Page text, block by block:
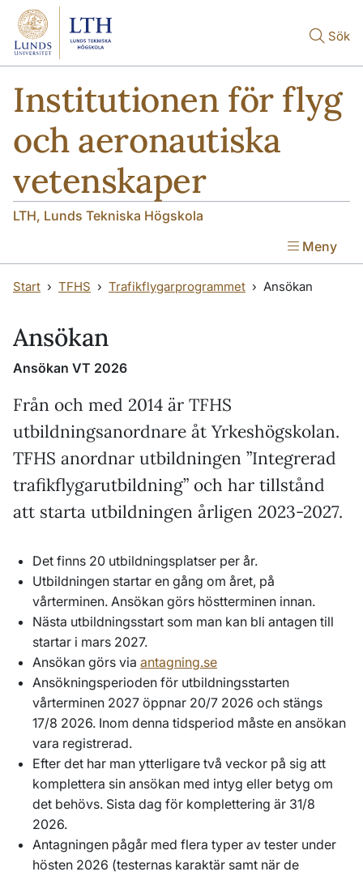
Hoppa till huvudinnehåll
Hoppa till huvudinnehåll
Sök
Institutionen för flyg
och aeronautiska
vetenskaper
LTH, Lunds Tekniska Högskola
Meny
Start TFHS Trafikflygarprogrammet Ansökan
Ansökan
Ansökan VT 2026
Från och med 2014 är TFHS
utbildningsanordnare åt Yrkeshögskolan.
TFHS anordnar utbildningen ”Integrerad
trafikflygarutbildning” och har tillstånd
att starta utbildningen årligen 2023-2027.
Det finns 20 utbildningsplatser per år.
Utbildningen startar en gång om året, på
vårterminen. Ansökan görs höstterminen innan.
Nästa utbildningsstart som man kan bli antagen till
startar i mars 2027.
Ansökan görs via antagning.se
Ansökningsperioden för utbildningsstarten
vårterminen 2027 öppnar 20/7 2026 och stängs
17/8 2026. Inom denna tidsperiod måste en ansökan
vara registrerad.
Efter det har man ytterligare två veckor på sig att
komplettera sin ansökan med intyg eller betyg om
det behövs. Sista dag för komplettering är 31/8
2026.
Antagningen pågår med flera typer av tester under
hösten 2026 (testernas karaktär samt när de